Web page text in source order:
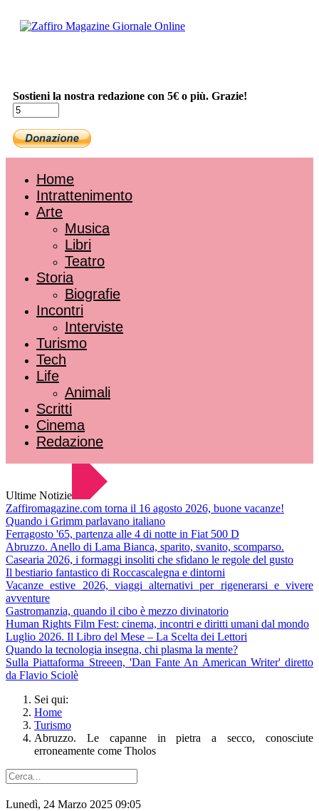
Sostieni la nostra redazione con 5€ o più. Grazie!
Home
Intrattenimento
Arte
Musica
Libri
Teatro
Storia
Biografie
Incontri
Interviste
Turismo
Tech
Life
Animali
Scritti
Cinema
Redazione
Ultime Notizie
Zaffiromagazine.com torna il 16 agosto 2026, buone vacanze!
Quando i Grimm parlavano italiano
Ferragosto '65, partenza alle 4 di notte in Fiat 500 D
Abruzzo. Anello di Lama Bianca, sparito, svanito, scomparso.
Casearia 2026, i formaggi insoliti che sfidano le regole del gusto
Il bestiario fantastico di Roccascalegna e dintorni
Vacanze estive 2026, viaggi alternativi per rigenerarsi e vivere
avventure
Gastromanzia, quando il cibo è mezzo divinatorio
Human Rights Film Fest: cinema, incontri e diritti umani dal mondo
Luglio 2026. Il Libro del Mese – La Scelta dei Lettori
Quando la tecnologia insegna, chi plasma la mente?
Sulla Piattaforma Streeen, 'Dan Fante An American Writer' diretto
da Flavio Sciolè
Sei qui:
Home
Turismo
Abruzzo. Le capanne in pietra a secco, conosciute
erroneamente come Tholos
Lunedì, 24 Marzo 2025 09:05